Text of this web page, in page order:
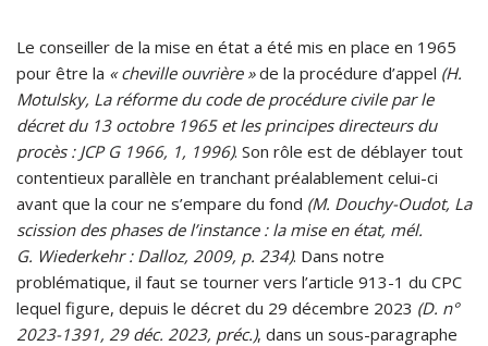
Le conseiller de la mise en état a été mis en place en 1965
pour être la « cheville ouvrière »de la procédure d’appel (H.
Motulsky, La réforme du code de procédure civile par le
décret du 13 octobre 1965 et les principes directeurs du
procès : JCP G 1966, 1, 1996). Son rôle est de déblayer tout
contentieux parallèle en tranchant préalablement celui-ci
avant que la cour ne s’empare du fond (M. Douchy-Oudot, La
scission des phases de l’instance : la mise en état, mél.
G. Wiederkehr : Dalloz, 2009, p. 234). Dans notre
problématique, il faut se tourner vers l’article 913-1 du CPC
lequel figure, depuis le décret du 29 décembre 2023 (D. n°
2023-1391, 29 déc. 2023, préc.), dans un sous-paragraphe